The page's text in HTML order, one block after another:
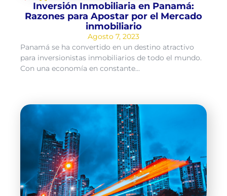
Inversión Inmobiliaria en Panamá:
Razones para Apostar por el Mercado
inmobiliario
Agosto 7, 2023
Panamá se ha convertido en un destino atractivo
para inversionistas inmobiliarios de todo el mundo.
Con una economía en constante...